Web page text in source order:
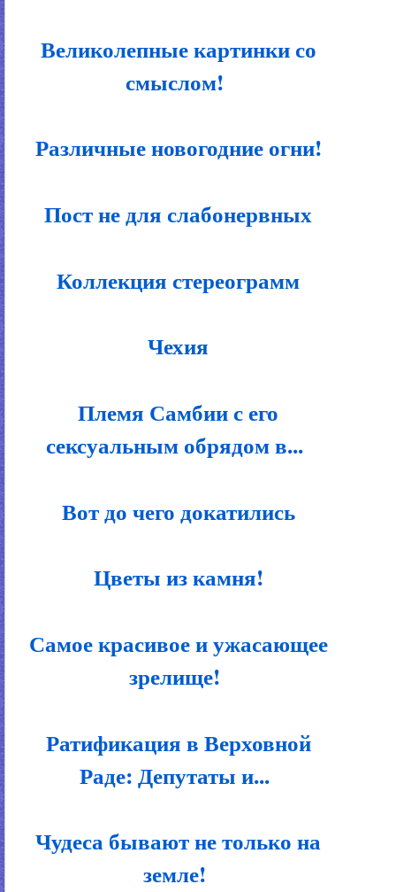
Великолепные картинки со
смыслом!
Различные новогодние огни!
Пост не для слабонервных
Коллекция стереограмм
Чехия
Племя Самбии с его
сексуальным обрядом в...
Вот до чего докатились
Цветы из камня!
Самое красивое и ужасающее
зрелище!
Ратификация в Верховной
Раде: Депутаты и...
Чудеса бывают не только на
земле!